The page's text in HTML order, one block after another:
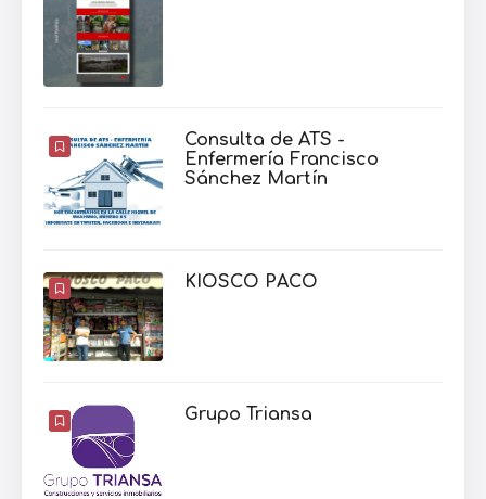
Consulta de ATS -
Enfermería Francisco
Sánchez Martín
KIOSCO PACO
Grupo Triansa